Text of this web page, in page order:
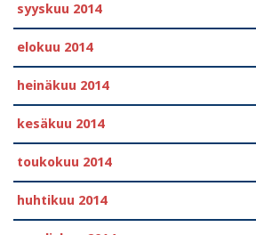
syyskuu 2014
elokuu 2014
heinäkuu 2014
kesäkuu 2014
toukokuu 2014
huhtikuu 2014